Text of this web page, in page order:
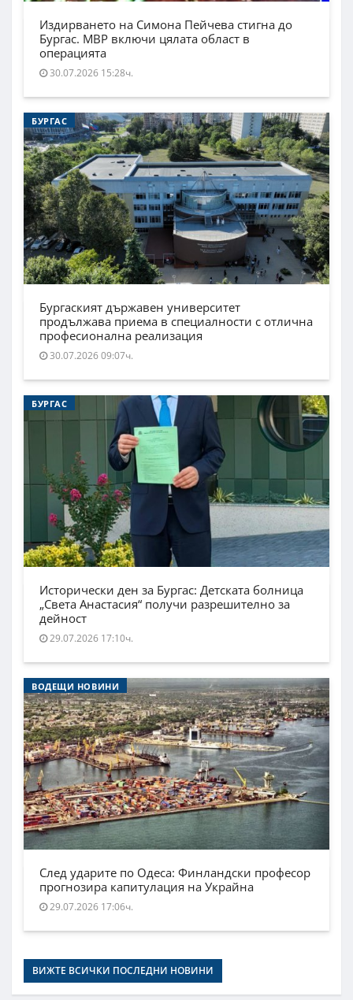
Издирването на Симона Пейчева стигна до
Бургас. МВР включи цялата област в
операцията
30.07.2026 15:28ч.
БУРГАС
Бургаският държавен университет
продължава приема в специалности с отлична
професионална реализация
30.07.2026 09:07ч.
БУРГАС
Исторически ден за Бургас: Детската болница
„Света Анастасия“ получи разрешително за
дейност
29.07.2026 17:10ч.
ВОДЕЩИ НОВИНИ
След ударите по Одеса: Финландски професор
прогнозира капитулация на Украйна
29.07.2026 17:06ч.
ВИЖТЕ ВСИЧКИ ПОСЛЕДНИ НОВИНИ